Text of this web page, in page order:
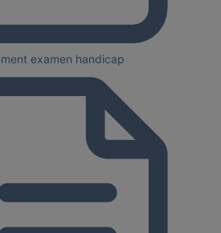
examen handicap